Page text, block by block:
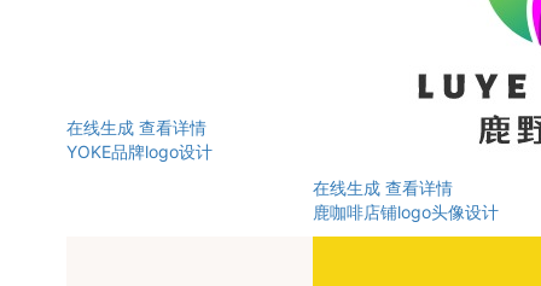
在线生成 查看详情
YOKE品牌logo设计
在线生成 查看详情
鹿咖啡店铺logo头像设计